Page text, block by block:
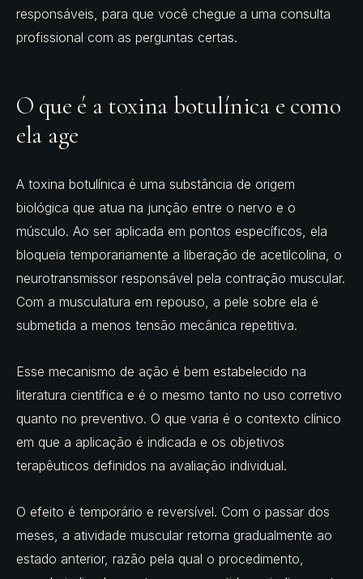
responsáveis, para que você chegue a uma consulta
profissional com as perguntas certas.
O que é a toxina botulínica e como
ela age
A toxina botulínica é uma substância de origem
biológica que atua na junção entre o nervo e o
músculo. Ao ser aplicada em pontos específicos, ela
bloqueia temporariamente a liberação de acetilcolina, o
neurotransmissor responsável pela contração muscular.
Com a musculatura em repouso, a pele sobre ela é
submetida a menos tensão mecânica repetitiva.
Esse mecanismo de ação é bem estabelecido na
literatura científica e é o mesmo tanto no uso corretivo
quanto no preventivo. O que varia é o contexto clínico
em que a aplicação é indicada e os objetivos
terapêuticos definidos na avaliação individual.
O efeito é temporário e reversível. Com o passar dos
meses, a atividade muscular retorna gradualmente ao
estado anterior, razão pela qual o procedimento,